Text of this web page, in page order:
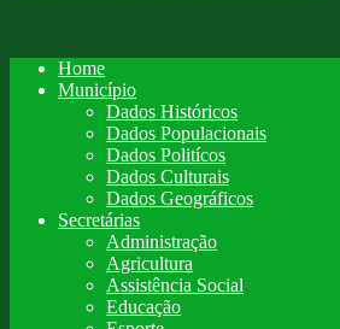
Home
Município
Dados Históricos
Dados Populacionais
Dados Politícos
Dados Culturais
Dados Geográficos
Secretárias
Administração
Agricultura
Assistência Social
Educação